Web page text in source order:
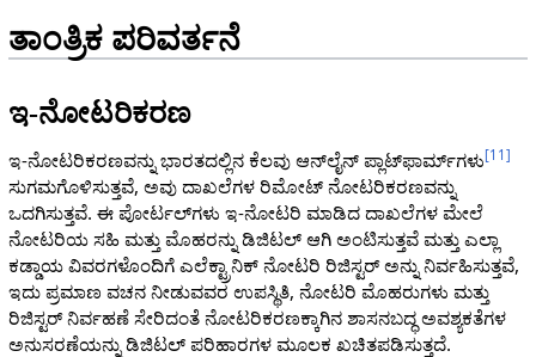
ತಾಂತ್ರಿಕ ಪರಿವರ್ತನೆ
ಇ-ನೋಟರಿಕರಣ
ಇ-ನೋಟರಿಕರಣವನ್ನು ಭಾರತದಲ್ಲಿನ ಕೆಲವು ಆನ್‌ಲೈನ್ ಪ್ಲಾಟ್‌ಫಾರ್ಮ್‌ಗಳು[11 ]
ಸುಗಮಗೊಳಿಸುತ್ತವೆ, ಅವು ದಾಖಲೆಗಳ ರಿಮೋಟ್ ನೋಟರಿಕರಣವನ್ನು
ಒದಗಿಸುತ್ತವೆ. ಈ ಪೋರ್ಟಲ್‌ಗಳು ಇ-ನೋಟರಿ ಮಾಡಿದ ದಾಖಲೆಗಳ ಮೇಲೆ
ನೋಟರಿಯ ಸಹಿ ಮತ್ತು ಮೊಹರನ್ನು ಡಿಜಿಟಲ್ ಆಗಿ ಅಂಟಿಸುತ್ತವೆ ಮತ್ತು ಎಲ್ಲಾ
ಕಡ್ಡಾಯ ವಿವರಗಳೊಂದಿಗೆ ಎಲೆಕ್ಟ್ರಾನಿಕ್ ನೋಟರಿ ರಿಜಿಸ್ಟರ್ ಅನ್ನು ನಿರ್ವಹಿಸುತ್ತವೆ,
ಇದು ಪ್ರಮಾಣ ವಚನ ನೀಡುವವರ ಉಪಸ್ಥಿತಿ, ನೋಟರಿ ಮೊಹರುಗಳು ಮತ್ತು
ರಿಜಿಸ್ಟರ್ ನಿರ್ವಹಣೆ ಸೇರಿದಂತೆ ನೋಟರಿಕರಣಕ್ಕಾಗಿನ ಶಾಸನಬದ್ಧ ಅವಶ್ಯಕತೆಗಳ
ಅನುಸರಣೆಯನ್ನು ಡಿಜಿಟಲ್ ಪರಿಹಾರಗಳ ಮೂಲಕ ಖಚಿತಪಡಿಸುತ್ತದೆ.